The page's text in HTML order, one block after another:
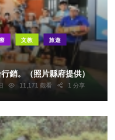
文教 旅遊
銷。（照片縣府提供）
11,171 觀看 1 分享